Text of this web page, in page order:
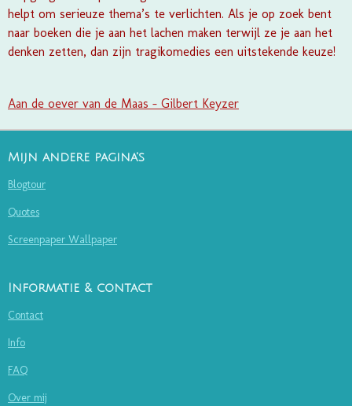
helpt om serieuze thema’s te verlichten. Als je op zoek bent
naar boeken die je aan het lachen maken terwijl ze je aan het
denken zetten, dan zijn tragikomedies een uitstekende keuze!
Aan de oever van de Maas - Gilbert Keyzer
Mijn andere pagina's
Blogtour
Quotes
Screenpaper Wallpaper
Informatie & contact
Contact
Info
FAQ
Over mij